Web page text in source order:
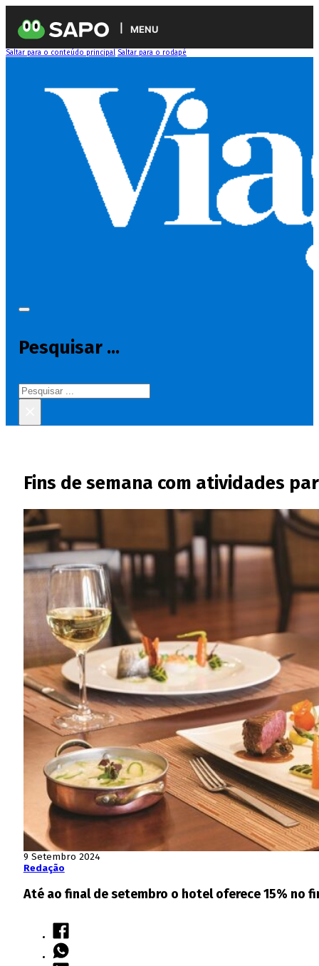
MENU
Saltar para o conteúdo principal Saltar para o rodapé
Pesquisar ...
Pesquisar
Fins de semana com atividades
9 Setembro 2024
Redação
Até ao final de setembro o hotel oferece 15% no